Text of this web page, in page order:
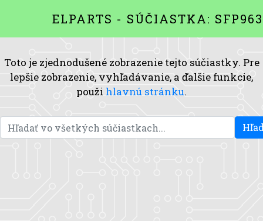
ELPARTS - SÚČIASTKA:
Toto je zjednodušené zobrazenie tejto súčiastky. Pre
lepšie zobrazenie, vyhľadávanie, a ďalšie funkcie,
použi hlavnú stránku.